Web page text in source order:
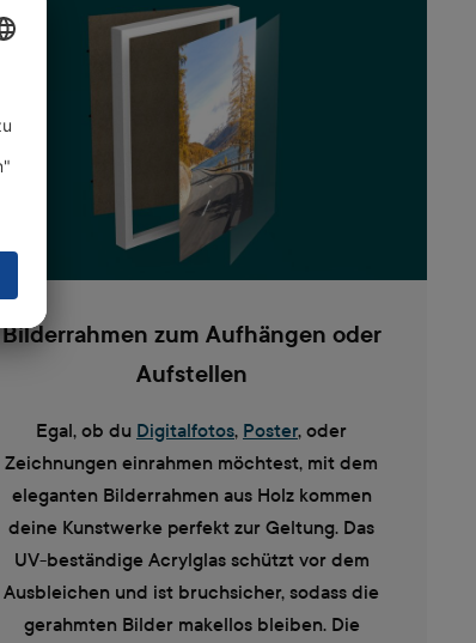
Bilderrahmen zum Aufhängen oder
Aufstellen
Egal, ob du Digitalfotos, Poster, oder
Zeichnungen einrahmen möchtest, mit dem
eleganten Bilderrahmen aus Holz kommen
deine Kunstwerke perfekt zur Geltung. Das
UV-beständige Acrylglas schützt vor dem
Ausbleichen und ist bruchsicher, sodass die
gerahmten Bilder makellos bleiben. Die